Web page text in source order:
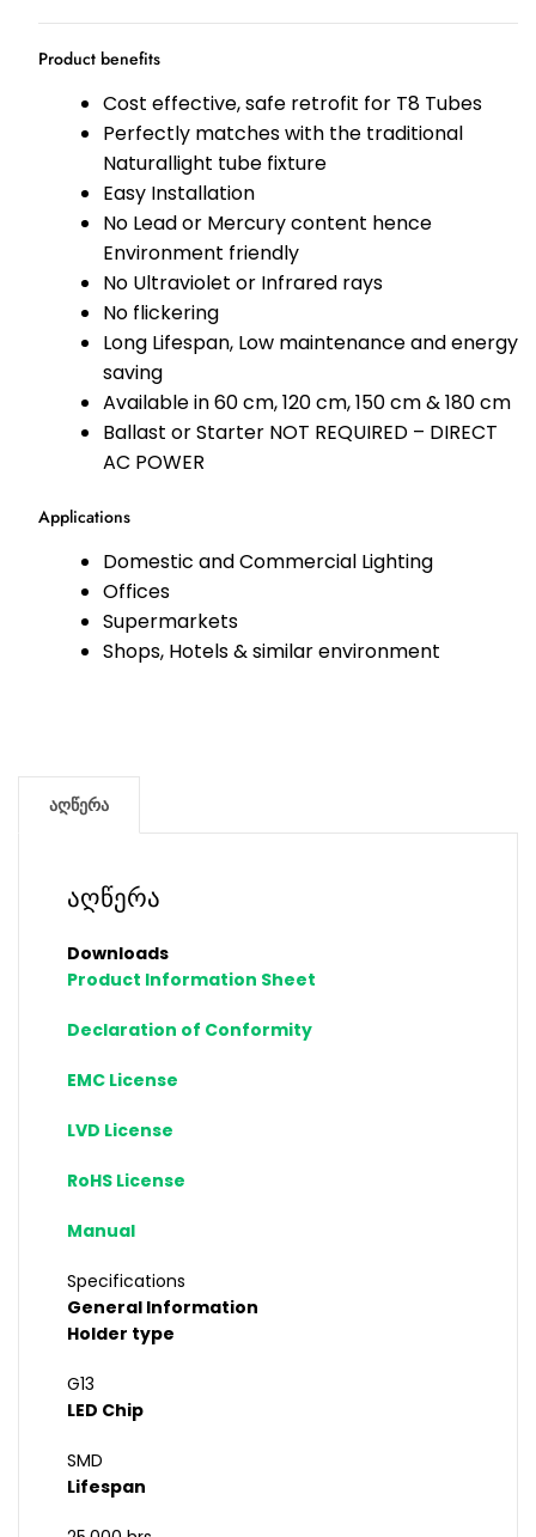
Product benefits
Cost effective, safe retrofit for T8 Tubes
Perfectly matches with the traditional
Naturallight tube fixture
Easy Installation
No Lead or Mercury content hence
Environment friendly
No Ultraviolet or Infrared rays
No flickering
Long Lifespan, Low maintenance and energy
saving
Available in 60 cm, 120 cm, 150 cm & 180 cm
Ballast or Starter NOT REQUIRED – DIRECT
AC POWER
Applications
Domestic and Commercial Lighting
Offices
Supermarkets
Shops, Hotels & similar environment
აღწერა
აღწერა
Downloads
Product Information Sheet
Declaration of Conformity
EMC License
LVD License
RoHS License
Manual
Specifications
General Information
Holder type
G13
LED Chip
SMD
Lifespan